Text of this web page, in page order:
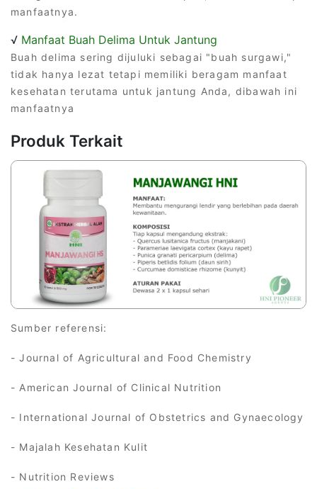
manfaatnya.
√ Manfaat Buah Delima Untuk Jantung
Buah delima sering dijuluki sebagai "buah surgawi,"
tidak hanya lezat tetapi memiliki beragam manfaat
kesehatan terutama untuk jantung Anda, dibawah ini
manfaatnya
Produk Terkait
Sumber referensi:
- Journal of Agricultural and Food Chemistry
- American Journal of Clinical Nutrition
- International Journal of Obstetrics and Gynaecology
- Majalah Kesehatan Kulit
- Nutrition Reviews